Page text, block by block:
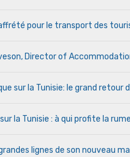
pour le transport des
Director of
sur la Tunisie: le grand retour
la Tunisie : à qui profite la
lignes de son nouveau